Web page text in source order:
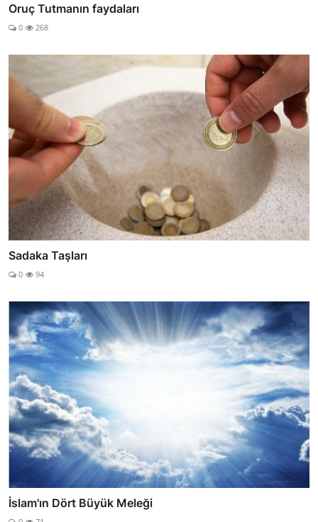
Oruç Tutmanın faydaları
0 268
Sadaka Taşları
0 94
İslam'ın Dört Büyük Meleği